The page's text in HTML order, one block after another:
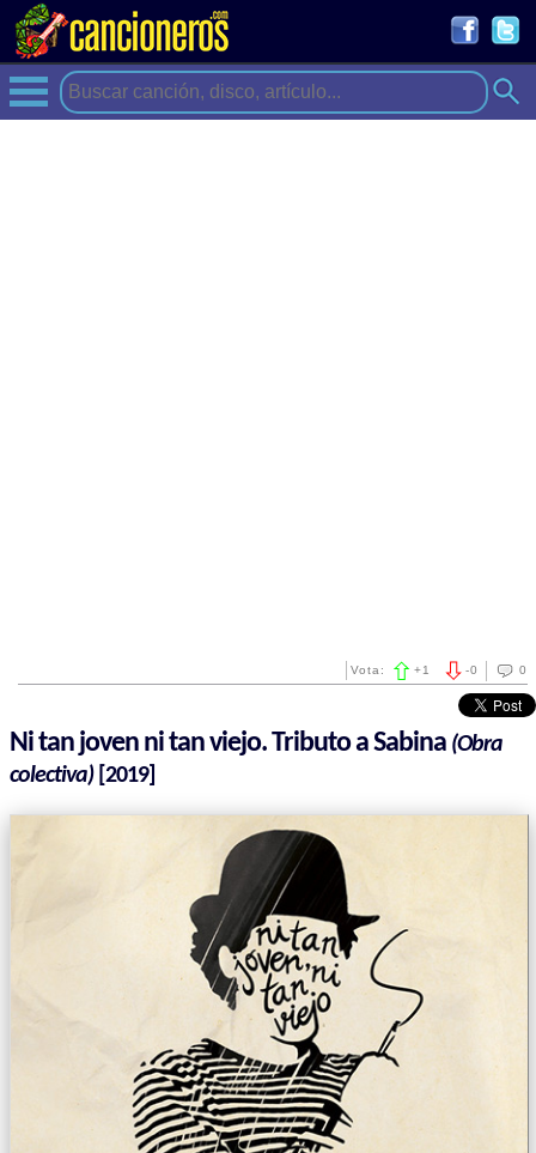
0
-0
Vota: +1
Ni tan joven ni tan viejo. Tributo a Sabina (Obra
colectiva)[2019]